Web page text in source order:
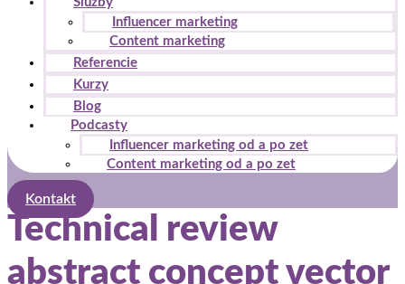
Influencer marketing
Content marketing
Referencie
Kurzy
Blog
Podcasty
Influencer marketing od a po zet
Content marketing od a po zet
Kontakt
Technical review
abstract concept vector